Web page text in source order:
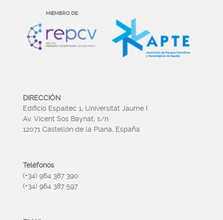
MIEMBRO DE:
DIRECCIÓN
Edificio Espaitec 1, Universitat Jaume I
Av. Vicent Sos Baynat, s/n
12071 Castellón de la Plana, España
Teléfonos
(+34) 964 387 390
(+34) 964 387 597